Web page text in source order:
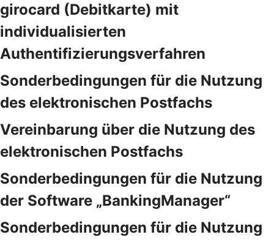
girocard (Debitkarte) mit
individualisierten
Authentifizierungsverfahren
Sonderbedingungen für die Nutzung
des elektronischen Postfachs
Vereinbarung über die Nutzung des
elektronischen Postfachs
Sonderbedingungen für die Nutzung
der Software „BankingManager“
Sonderbedingungen für die Nutzung